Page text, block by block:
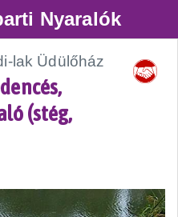
Nyaralók
lak Üdülőház
(stég,